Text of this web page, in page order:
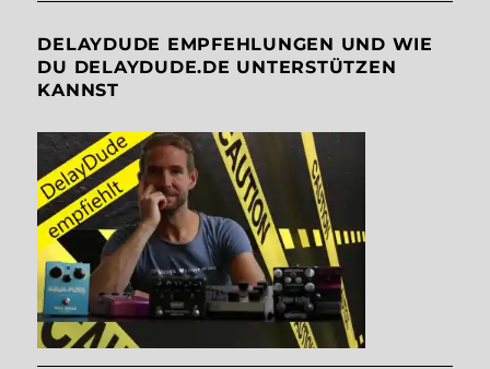
DELAYDUDE EMPFEHLUNGEN UND WIE
DU DELAYDUDE.DE UNTERSTÜTZEN
KANNST